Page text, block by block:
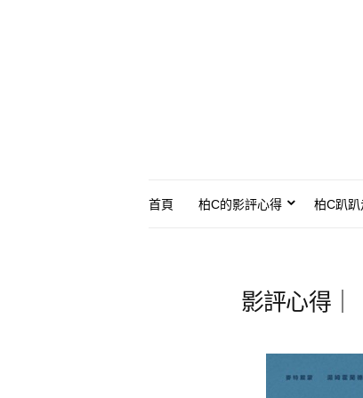
首頁 柏C的影評心得 柏C趴趴
影評心得｜